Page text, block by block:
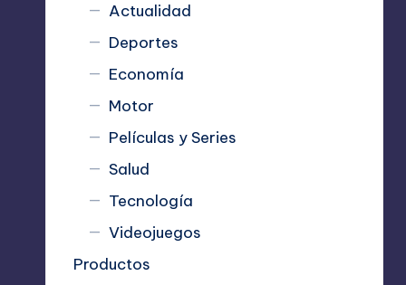
Actualidad
Deportes
Economía
Motor
Películas y Series
Salud
Tecnología
Videojuegos
Productos